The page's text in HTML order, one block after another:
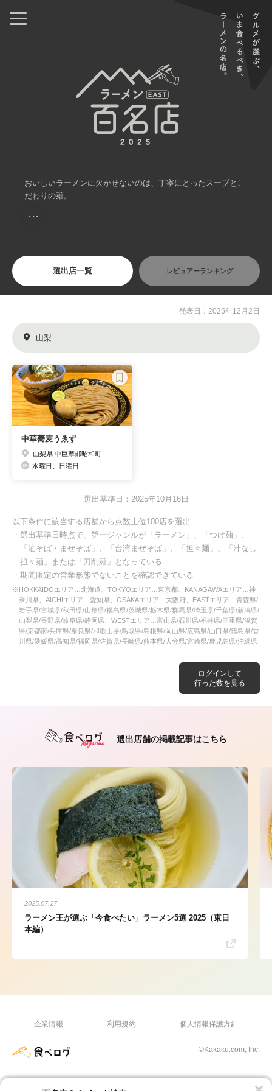
おいしいラーメンに欠かせないのは、丁寧にとったスープとこ
だわりの麺。
・・・
選出店一覧 レビュアーランキング
ログインして
行った数を見る
発表日：2025年12月2日
山梨
中華蕎麦うゑず
山梨県 中巨摩郡昭和町
水曜日、日曜日
選出基準日：2025年10月16日
以下条件に該当する店舗から点数上位100店を選出
・選出基準日時点で、第一ジャンルが「ラーメン」、「つけ麺」、
「油そば・まぜそば」、「台湾まぜそば」、「担々麺」、「汁なし
担々麺」または「刀削麺」となっている
・期間限定の営業形態でないことを確認できている
※HOKKAIDOエリア…北海道、TOKYOエリア…東京都、KANAGAWAエリア…神
奈川県、AICHIエリア…愛知県、OSAKAエリア…大阪府、EASTエリア…青森県/
岩手県/宮城県/秋田県/山形県/福島県/茨城県/栃木県/群馬県/埼玉県/千葉県/新潟県/
山梨県/長野県/岐阜県/静岡県、WESTエリア…富山県/石川県/福井県/三重県/滋賀
県/京都府/兵庫県/奈良県/和歌山県/鳥取県/島根県/岡山県/広島県/山口県/徳島県/香
川県/愛媛県/高知県/福岡県/佐賀県/長崎県/熊本県/大分県/宮崎県/鹿児島県/沖縄県
選出店舗の掲載記事はこちら
2025.07.27
ラーメン王が選ぶ「今食べたい」ラーメン5選 2025（東日
本編）
企業情報 利用規約 個人情報保護方針
©Kakaku.com, Inc.